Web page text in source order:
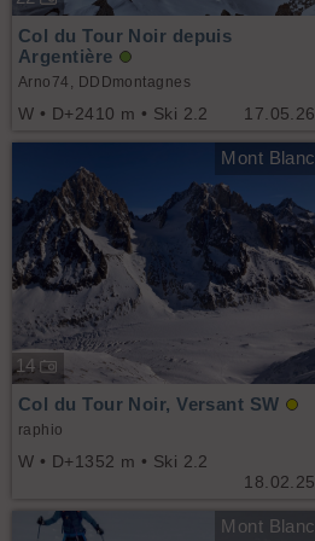
17.05.26
Col du Tour Noir depuis
Argentière
Arno74, DDDmontagnes
W • D+2410 m • Ski 2.2
Mont Blanc
14
18.02.25
Col du Tour Noir, Versant SW
raphio
W • D+1352 m • Ski 2.2
Mont Blanc